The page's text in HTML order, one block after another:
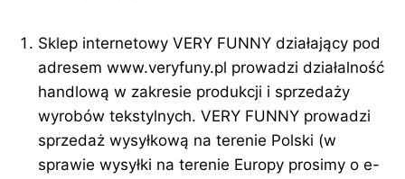
Sklep internetowy VERY FUNNY działający pod
adresem www.veryfuny.pl prowadzi działalność
handlową w zakresie produkcji i sprzedaży
wyrobów tekstylnych. VERY FUNNY prowadzi
sprzedaż wysyłkową na terenie Polski (w
sprawie wysyłki na terenie Europy prosimy o e-